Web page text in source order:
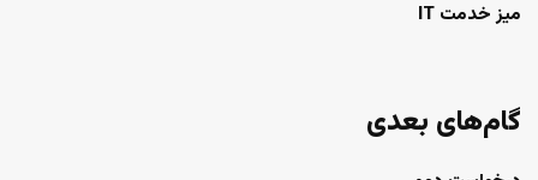
میز خدمت IT
گام‌های بعدی